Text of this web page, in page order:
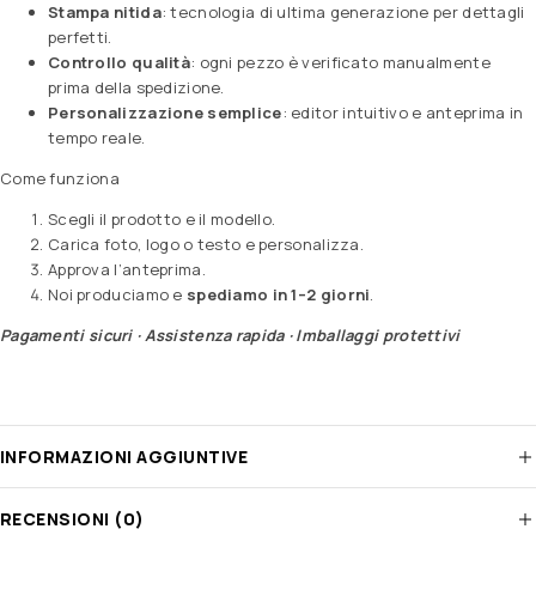
Stampa nitida: tecnologia di ultima generazione per dettagli
perfetti.
Controllo qualità: ogni pezzo è verificato manualmente
prima della spedizione.
Personalizzazione semplice: editor intuitivo e anteprima in
tempo reale.
Come funziona
Scegli il prodotto e il modello.
Carica foto, logo o testo e personalizza.
Approva l’anteprima.
Noi produciamo e spediamo in 1–2 giorni.
Pagamenti sicuri · Assistenza rapida · Imballaggi protettivi
INFORMAZIONI AGGIUNTIVE
RECENSIONI (0)